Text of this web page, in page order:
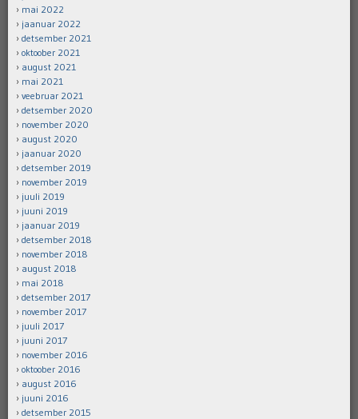
mai 2022
jaanuar 2022
detsember 2021
oktoober 2021
august 2021
mai 2021
veebruar 2021
detsember 2020
november 2020
august 2020
jaanuar 2020
detsember 2019
november 2019
juuli 2019
juuni 2019
jaanuar 2019
detsember 2018
november 2018
august 2018
mai 2018
detsember 2017
november 2017
juuli 2017
juuni 2017
november 2016
oktoober 2016
august 2016
juuni 2016
detsember 2015